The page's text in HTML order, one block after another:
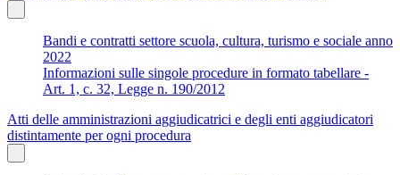
Bandi e contratti settore scuola, cultura, turismo e sociale anno
2022
Informazioni sulle singole procedure in formato tabellare -
Art. 1, c. 32, Legge n. 190/2012
Atti delle amministrazioni aggiudicatrici e degli enti aggiudicatori
distintamente per ogni procedura